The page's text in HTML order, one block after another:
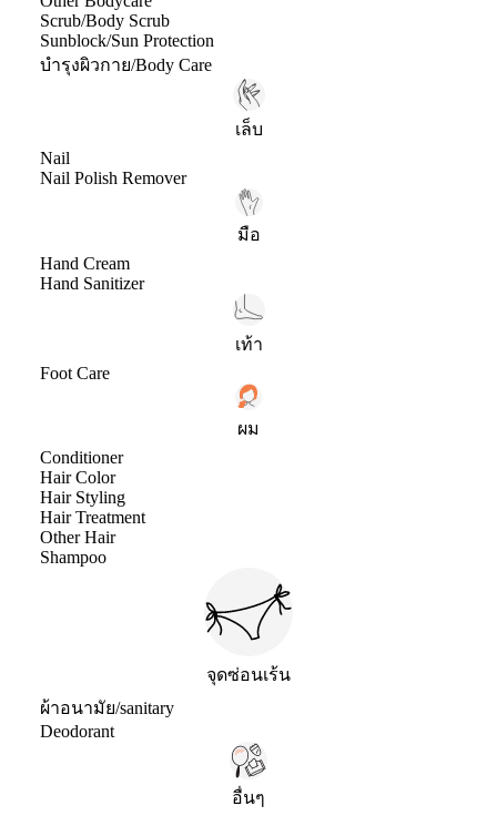
Scrub/Body Scrub
Sunblock/Sun Protection
บำรุงผิวกาย/Body Care
เล็บ
Nail
Nail Polish Remover
มือ
Hand Cream
Hand Sanitizer
เท้า
Foot Care
ผม
Conditioner
Hair Color
Hair Styling
Hair Treatment
Other Hair
Shampoo
จุดซ่อนเร้น
ผ้าอนามัย/sanitary
Deodorant
อื่นๆ